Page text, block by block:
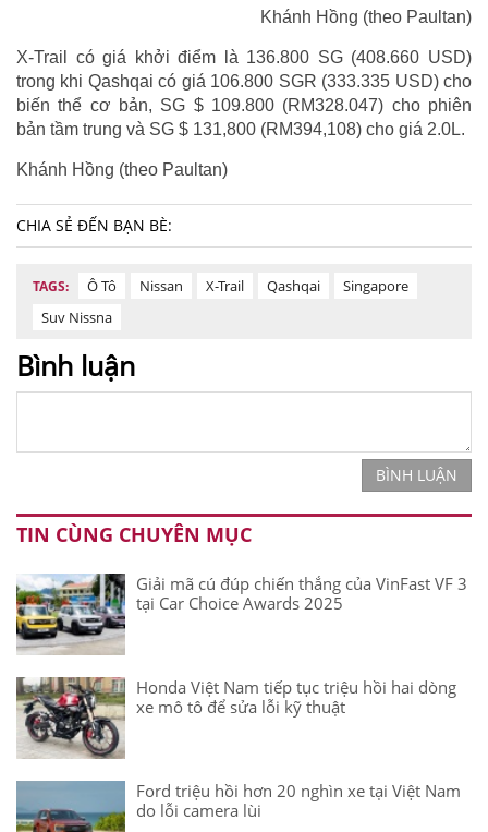
Khánh Hồng (theo Paultan)
X-Trail có giá khởi điểm là 136.800 SG (408.660 USD)
trong khi Qashqai có giá 106.800 SGR (333.335 USD) cho
biến thể cơ bản, SG $ 109.800 (RM328.047) cho phiên
bản tầm trung và SG $ 131,800 (RM394,108) cho giá 2.0L.
Khánh Hồng (theo Paultan)
CHIA SẺ ĐẾN BẠN BÈ:
TAGS: Ô Tô Nissan X-Trail Qashqai
Singapore
Suv Nissna
Bình luận
BÌNH LUẬN
TIN CÙNG CHUYÊN MỤC
Giải mã cú đúp chiến thắng của VinFast VF 3
tại Car Choice Awards 2025
Honda Việt Nam tiếp tục triệu hồi hai dòng
xe mô tô để sửa lỗi kỹ thuật
Ford triệu hồi hơn 20 nghìn xe tại Việt Nam
do lỗi camera lùi